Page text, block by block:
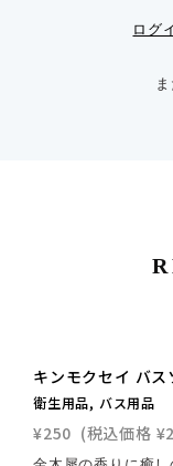
ログ
キンモクセイ バス
衛生用品, バス用品
¥250 (税込価格